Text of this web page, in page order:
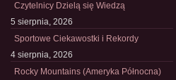
Czytelnicy Dzielą się Wiedzą
5 sierpnia, 2026
Sportowe Ciekawostki i Rekordy
4 sierpnia, 2026
Rocky Mountains (Ameryka Północna)